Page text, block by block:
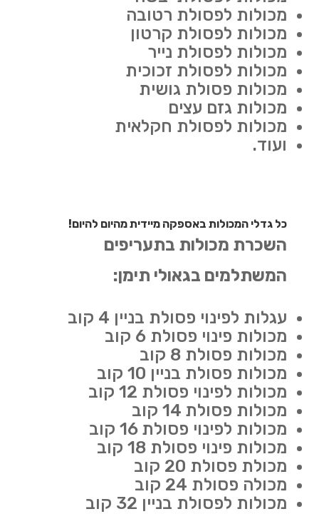
מכולות לפסולת רטובה
מכולות לפסולת קרטון
מכולות לפסולת נייר
מכולות לפסולת זכוכית
מכולות פסולת גושית
מכולות גזם עצים
מכולות לפסולת חקלאית
ועוד.
כל גדלי המכולות באספקה מיידית מהיום להיום!
השכרת מכולות בתעריפים
המשתלמים בגאולי תימן:
עגלות לפינוי פסולת בניין 4 קוב
מכולות פינוי פסולת 6 קוב
מכולות פסולת 8 קוב
מכולות פסולת בניין 10 קוב
מכולות לפינוי פסולת 12 קוב
מכולות פסולת 14 קוב
מכולות לפינוי פסולת 16 קוב
מכולות פינוי פסולת 18 קוב
מכולת פסולת 20 קוב
מכולה פסולת 24 קוב
מכולות לפסולת בניין 32 קוב